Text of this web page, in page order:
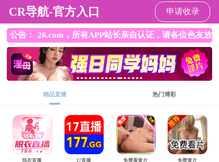
韩国色情
韩国色情 师资队伍